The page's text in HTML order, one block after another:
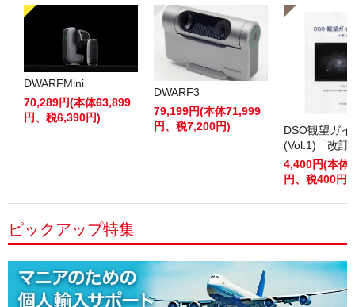
DWARFMini
70,289円(本体63,899
円、税6,390円)
DWARF3
79,199円(本体71,999
円、税7,200円)
DSO観望ガ
(Vol.1)「改訂
4,400円(本体
円、税400円)
ピックアップ特集